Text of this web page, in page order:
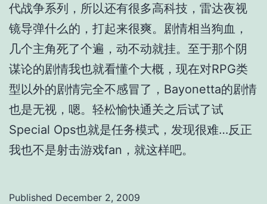
代战争系列，所以还有很多高科技，雷达夜视
镜导弹什么的，打起来很爽。剧情相当狗血，
几个主角死了个遍，动不动就挂。至于那个阴
谋论的剧情我也就看懂个大概，现在对RPG类
型以外的剧情完全不感冒了，Bayonetta的剧情
也是无视，嗯。轻松愉快通关之后试了试
Special Ops也就是任务模式，发现很难…反正
我也不是射击游戏fan，就这样吧。
Published December 2, 2009